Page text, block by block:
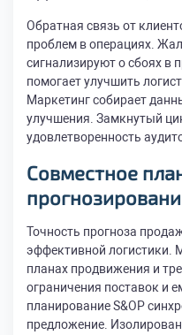
Обратная связь от
проблем в операциях.
сигнализируют о сбоях в
помогает улучшить
Маркетинг собирает
улучшения. Замкнутый
удовлетворенность
Совместное
Точность прогноза
эффективной логистики.
планах продвижения и
ограничения поставок и
планирование S&OP
предложение.